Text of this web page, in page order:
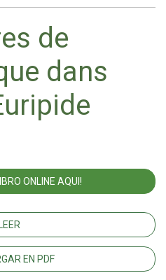
de
dans
ONLINE AQUI!
LEER
EN PDF